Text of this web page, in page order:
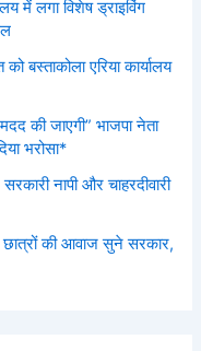
में लगा विशेष ड्राइविंग
बस्ताकोला एरिया कार्यालय
की जाएगी” भाजपा नेता
भरोसा*
नापी और चाहरदीवारी
छात्रों की आवाज सुने सरकार,